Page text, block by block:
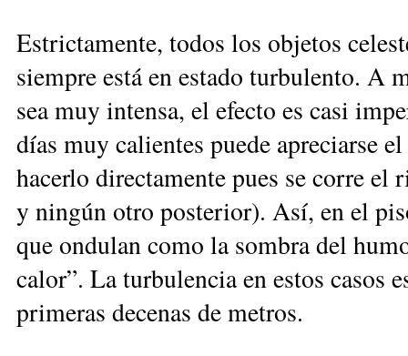
Estrictamente, todos los objetos
siempre está en estado turbulento. A
sea muy intensa, el efecto es casi
días muy calientes puede apreciarse
hacerlo directamente pues se corre
y ningún otro posterior). Así, en el
que ondulan como la sombra del
calor”. La turbulencia en estos casos
primeras decenas de metros.